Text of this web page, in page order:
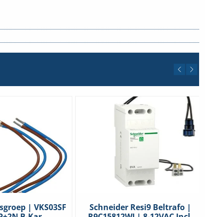
| VKS03SF
Schneider Resi9 Beltrafo |